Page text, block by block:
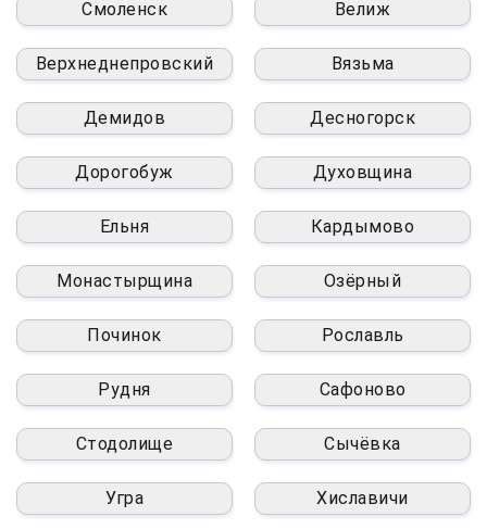
Смоленск Велиж
Верхнеднепровский Вязьма
Демидов Десногорск
Дорогобуж Духовщина
Ельня Кардымово
Монастырщина Озёрный
Починок Рославль
Рудня Сафоново
Стодолище Сычёвка
Угра Хиславичи